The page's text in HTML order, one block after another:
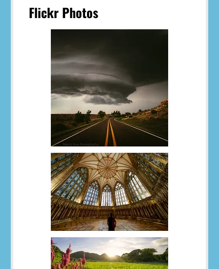
Flickr Photos